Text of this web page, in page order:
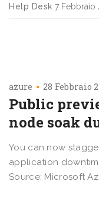
Help Desk 7 Febbraio
azure 28 Febbraio
Public
node soak
You can now
application
Source: Microsoft